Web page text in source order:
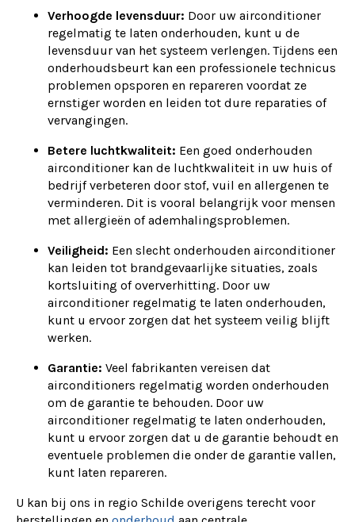
Verhoogde levensduur: Door uw airconditioner
regelmatig te laten onderhouden, kunt u de
levensduur van het systeem verlengen. Tijdens een
onderhoudsbeurt kan een professionele technicus
problemen opsporen en repareren voordat ze
ernstiger worden en leiden tot dure reparaties of
vervangingen.
Betere luchtkwaliteit: Een goed onderhouden
airconditioner kan de luchtkwaliteit in uw huis of
bedrijf verbeteren door stof, vuil en allergenen te
verminderen. Dit is vooral belangrijk voor mensen
met allergieën of ademhalingsproblemen.
Veiligheid: Een slecht onderhouden airconditioner
kan leiden tot brandgevaarlijke situaties, zoals
kortsluiting of oververhitting. Door uw
airconditioner regelmatig te laten onderhouden,
kunt u ervoor zorgen dat het systeem veilig blijft
werken.
Garantie: Veel fabrikanten vereisen dat
airconditioners regelmatig worden onderhouden
om de garantie te behouden. Door uw
airconditioner regelmatig te laten onderhouden,
kunt u ervoor zorgen dat u de garantie behoudt en
eventuele problemen die onder de garantie vallen,
kunt laten repareren.
U kan bij ons in regio Schilde overigens terecht voor